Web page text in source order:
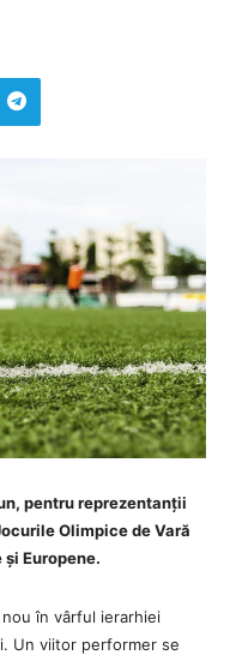
pentru reprezentanții
Olimpice de Vară
Europene.
în vârful ierarhiei
Un viitor performer se